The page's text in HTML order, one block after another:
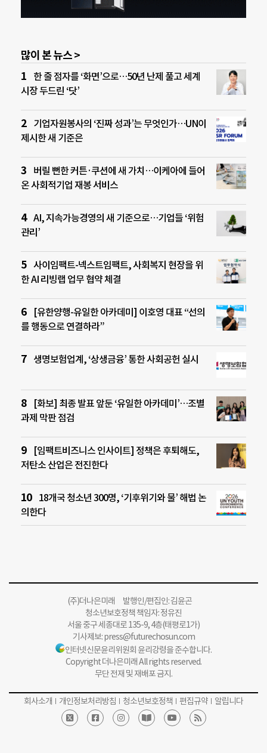
많이 본 뉴스 >
한 줄 점자를 ‘화면’으로…50년 난제 풀고 세계
시장 두드린 ‘닷’
기업자원봉사의 ‘진짜 성과’는 무엇인가…UN이
제시한 새 기준은
버릴 뻔한 커튼·쿠션에 새 가치…이케아에 들어
온 사회적기업 재봉 서비스
AI, 지속가능경영의 새 기준으로…기업들 ‘위험
관리’
사이임팩트-넥스트임팩트, 사회복지 현장을 위
한 AI 리빙랩 업무 협약 체결
[유한양행-유일한 아카데미] 이호영 대표 “선의
를 행동으로 연결하라”
생명보험업계, ‘상생금융’ 통한 사회공헌 실시
[화보] 최종 발표 앞둔 ‘유일한 아카데미’…조별
과제 막판 점검
[임팩트비즈니스 인사이트] 정책은 후퇴해도,
저탄소 산업은 전진한다
18개국 청소년 300명, ‘기후위기와 물’ 해법 논
의한다
(주)더나은미래 발행인/편집인: 김윤곤
청소년보호정책 책임자: 정유진
서울 중구 세종대로 135-9, 4층(태평로1가)
기사제보:press@futurechosun.com
인터넷신문윤리위원회 윤리강령을 준수합니다.
Copyright 더나은미래 All rights reserved.
무단 전재 및 재배포 금지.
회사소개 개인정보처리방침 청소년보호정책 편집규약 알립니다